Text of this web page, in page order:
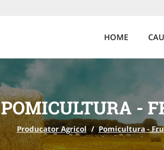
HOME
POMICULTURA -
Producator Agricol / Pomicultura -